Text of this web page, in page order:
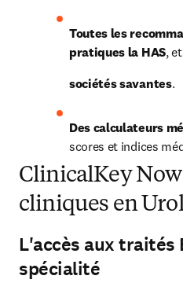
Toutes les
pratiques la HAS,
sociétés savantes.
Des calculateurs
scores et indices
ClinicalKey
cliniques en
L'accès aux traités
spécialité